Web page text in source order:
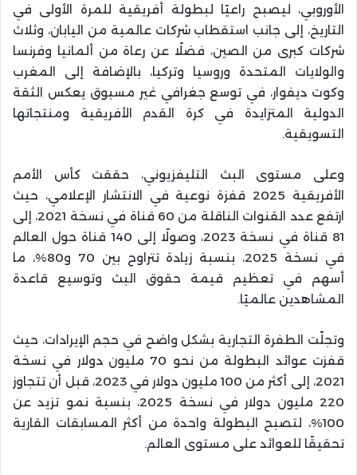
الأوروبي، ليصبح راعيًا لبطولة أفريقية للمرة الأولى في
التاريخ، إلى جانب استقطاب شركات عالمية من اليابان، وثلاث
شركات كبرى من الصين، فضلًا عن رعاة من ألمانيا وفرنسا
والولايات المتحدة وروسيا وتركيا، بالإضافة إلى المغرب
وكوت ديفوار، في توسع جغرافي غير مسبوق يعكس الثقة
الدولية المتزايدة في كرة القدم الأفريقية ومنتجاتها
التسويقية.
وعلى مستوى البث التليفزيوني، حققت كأس الأمم
الأفريقية 2025 قفزة نوعية في الانتشار الإعلامي، حيث
ارتفع عدد القنوات الناقلة من 60 قناة في نسخة 2021، إلى
81 قناة في نسخة 2023، وصولًا إلى 140 قناة حول العالم
في نسخة 2025، بنسبة زيادة تتراوح بين 70 و80%، ما
أسهم في تعظيم قيمة حقوق البث وتوسيع قاعدة
المشاهدين عالميًا.
وتجلّت الطفرة التجارية بشكل واضح في حجم الإيرادات، حيث
قفزت عوائد البطولة من نحو 70 مليون دولار في نسخة
2021، إلى أكثر من 100 مليون دولار في 2023، قبل أن تتجاوز
220 مليون دولار في نسخة 2025، بنسبة نمو تزيد عن
100%، لتصبح البطولة واحدة من أكثر المسابقات القارية
تحقيقًا للعوائد على مستوى العالم.